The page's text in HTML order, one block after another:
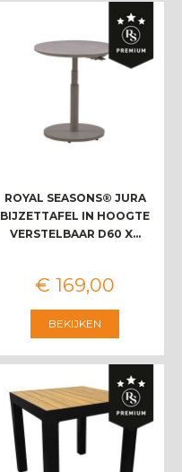
ROYAL SEASONS® JURA
BIJZETTAFEL IN HOOGTE
VERSTELBAAR D60 X…
€ 169,00
BEKIJKEN